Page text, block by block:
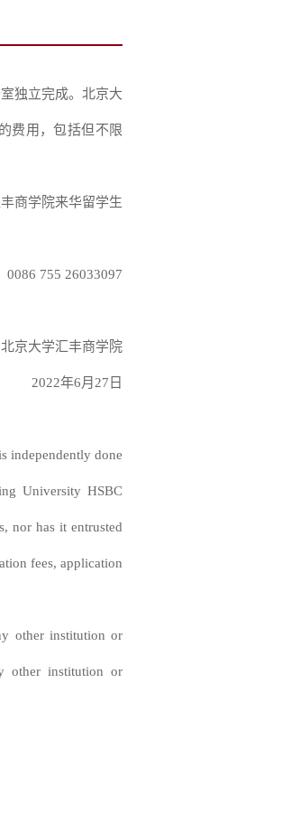
独立完成。北京大
费用，包括但不限
商学院来华留学生
755 26033097
丰商学院
6月27日
independently done
University HSBC
nor has it entrusted
fees, application
other institution or
other institution or